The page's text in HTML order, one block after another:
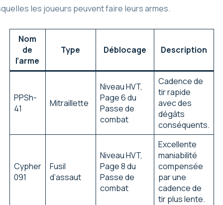
les joueurs peuvent faire leurs armes.
Nom
de
l’arme
Type Déblocage Description
PPSh-
41
Mitraillette
Niveau HVT,
Page 6 du
Passe de
combat
Cadence de
tir rapide
avec des
dégâts
conséquents.
Cypher
091
Fusil
d’assaut
Niveau HVT,
Page 8 du
Passe de
combat
Excellente
maniabilité
compensée
par une
cadence de
tir plus lente.